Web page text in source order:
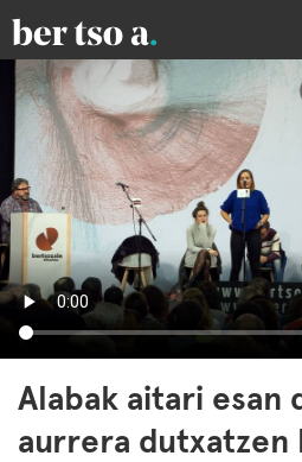
Alabak aitari esan
aurrera dutxatzen